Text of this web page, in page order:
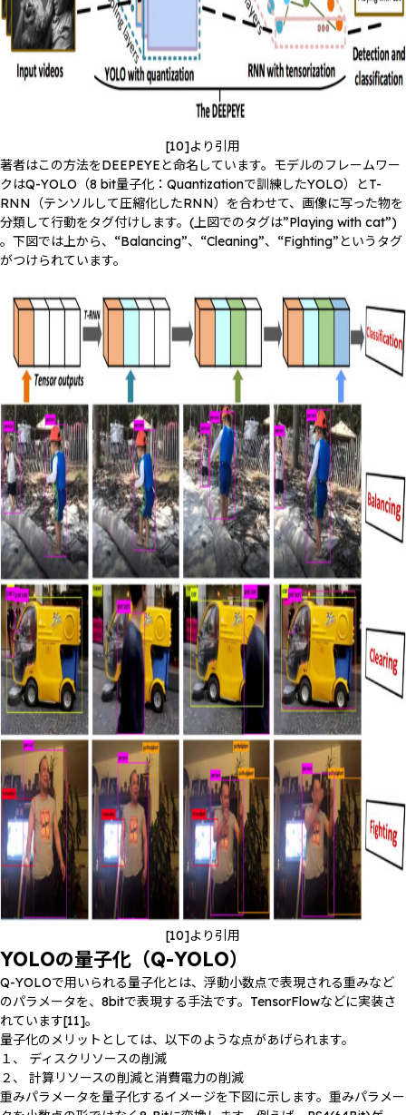
[10]より引用
著者はこの方法をDEEPEYEと命名しています。モデルのフレームワー
クはQ-YOLO（8 bit量子化：Quantizationで訓練したYOLO）とT-
RNN（テンソルして圧縮化したRNN）を合わせて、画像に写った物を
分類して行動をタグ付けします。(上図でのタグは”Playing with cat”)
。下図では上から、“Balancing”、“Cleaning”、“Fighting”というタグ
がつけられています。
[10]より引用
YOLOの量子化（Q-YOLO）
Q-YOLOで用いられる量子化とは、浮動小数点で表現される重みなど
のパラメータを、8bitで表現する手法です。TensorFlowなどに実装さ
れています[11]。
量子化のメリットとしては、以下のような点があげられます。
１、 ディスクリソースの削減
２、 計算リソースの削減と消費電力の削減
重みパラメータを量子化するイメージを下図に示します。重みパラメー